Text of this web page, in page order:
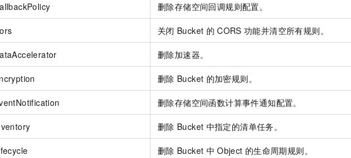
删除存储空间回调规则配置。
关闭 Bucket 的 CORS 功能并清空所有规则。
删除加速器。
删除 Bucket 的加密规则。
删除存储空间函数计算事件通知配置。
删除 Bucket 中指定的清单任务。
删除 Bucket 中 Object 的生命周期规则。